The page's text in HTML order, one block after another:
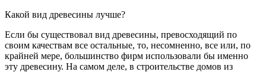
Какой вид древесины лучше?
Если бы существовал вид древесины, превосходящий по
своим качествам все остальные, то, несомненно, все или, по
крайней мере, большинство фирм использовали бы именно
эту древесину. На самом деле, в строительстве домов из